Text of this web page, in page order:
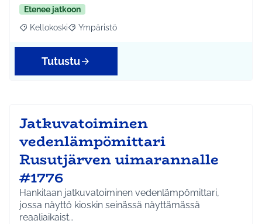
Etenee jatkoon
Rajaa tulokset aihepiirin mukaan: Kellokoski
Kellokoski Rajaa tulokset teeman mukaan: Ympäristö
Ympäristö
Tutustu
Jatkuvatoiminen
vedenlämpömittari
Rusutjärven uimarannalle
#1776
Hankitaan jatkuvatoiminen vedenlämpömittari,
jossa näyttö kioskin seinässä näyttämässä
reaaliaikaist…